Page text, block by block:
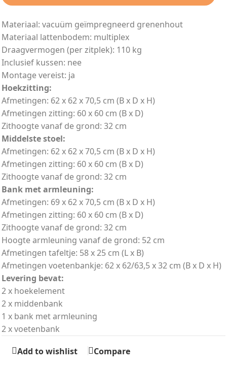
Materiaal: vacuüm geïmpregneerd grenenhout
Materiaal lattenbodem: multiplex
Draagvermogen (per zitplek): 110 kg
Inclusief kussen: nee
Montage vereist: ja
Hoekzitting:
Afmetingen: 62 x 62 x 70,5 cm (B x D x H)
Afmetingen zitting: 60 x 60 cm (B x D)
Zithoogte vanaf de grond: 32 cm
Middelste stoel:
Afmetingen: 62 x 62 x 70,5 cm (B x D x H)
Afmetingen zitting: 60 x 60 cm (B x D)
Zithoogte vanaf de grond: 32 cm
Bank met armleuning:
Afmetingen: 69 x 62 x 70,5 cm (B x D x H)
Afmetingen zitting: 60 x 60 cm (B x D)
Zithoogte vanaf de grond: 32 cm
Hoogte armleuning vanaf de grond: 52 cm
Afmetingen tafeltje: 58 x 25 cm (L x B)
Afmetingen voetenbankje: 62 x 62/63,5 x 32 cm (B x D x H)
Levering bevat:
2 x hoekelement
2 x middenbank
1 x bank met armleuning
2 x voetenbank
Add to wishlist
Compare